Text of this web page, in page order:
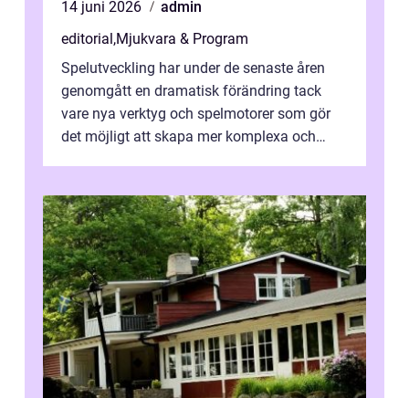
14 juni 2026
admin
editorial,Mjukvara & Program
Spelutveckling har under de senaste åren
genomgått en dramatisk förändring tack
vare nya verktyg och spelmotorer som gör
det möjligt att skapa mer komplexa och